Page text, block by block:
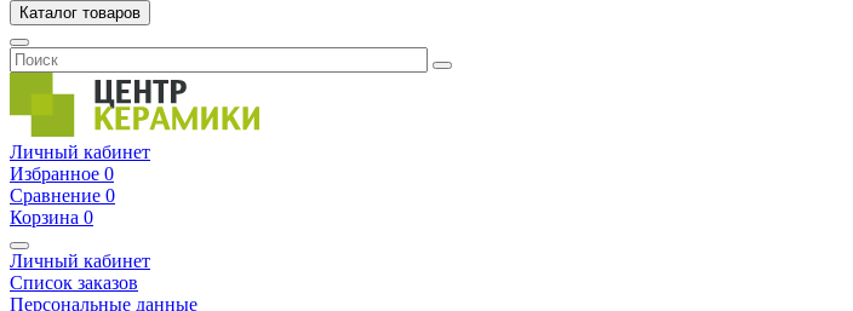
Каталог товаров
Личный кабинет
Избранное 0
Сравнение 0
Корзина 0
Личный кабинет
Список заказов
Персональные данные